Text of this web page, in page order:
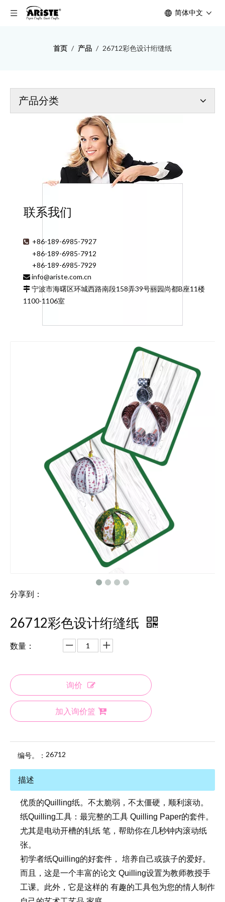
简体中文
首页 / 产品 / 26712彩色设计绗缝纸
产品分类
联系我们
 +86-189-6985-7927
+86-189-6985-7912
+86-189-6985-7929
 info@ariste.com.cn
 宁波市海曙区环城西路南段158弄39号丽园尚都B座11楼
1100-1106室
分享到：
26712彩色设计绗缝纸
数量：
询价
加入询价篮
编号。： 26712
描述
优质的Quilling纸。不太脆弱，不太僵硬，顺利滚动。
纸Quilling工具：最完整的工具 Quilling Paper的套件。
尤其是电动开槽的轧纸 笔，帮助你在几秒钟内滚动纸
张。
初学者纸Quilling的好套件， 培养自己或孩子的爱好。
而且，这是一个丰富的论文 Quilling设置为教师教授手
工课。此外，它是这样的 有趣的工具包为您的情人制作